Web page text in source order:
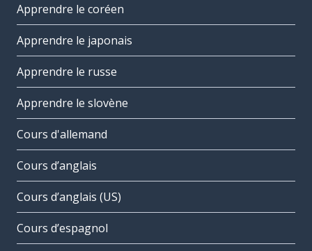
Apprendre le coréen
Apprendre le japonais
Apprendre le russe
Apprendre le slovène
Cours d'allemand
Cours d’anglais
Cours d’anglais (US)
Cours d’espagnol